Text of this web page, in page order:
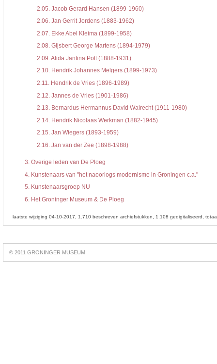
2.05. Jacob Gerard Hansen (1899-1960)
2.06.Jan Gerrit Jordens (1883-1962)
2.07. Ekke Abel Kleima (1899-1958)
2.08.Gijsbert George Martens (1894-1979)
2.09.Alida Jantina Pott (1888-1931)
2.10.Hendrik Johannes Melgers (1899-1973)
2.11.Hendrik de Vries (1896-1989)
2.12. Jannes de Vries (1901-1986)
2.13.Bernardus Hermannus David Walrecht (1911-1980)
2.14.Hendrik Nicolaas Werkman (1882-1945)
2.15.Jan Wiegers (1893-1959)
2.16.Jan van der Zee (1898-1988)
3.Overige leden van De Ploeg
4.Kunstenaars van "het naoorlogs modernisme in Groningen c.a."
5.Kunstenaarsgroep NU
6.Het Groninger Museum & De Ploeg
laatste wijziging 04-10-2017 1.710 beschreven archiefstukken 1.108 gedigitaliseerd
online
slots
© 2011 GRONINGER MUSEUM